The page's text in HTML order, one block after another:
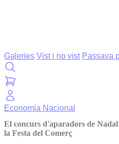
Galeries Vist i no vist Passava
Economia Nacional
El concurs d'aparadors de
la Festa del Comerç